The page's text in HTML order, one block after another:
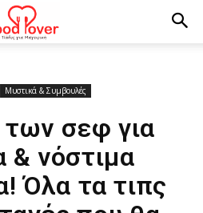
Μυστικά & Συμβουλές
σεφ για
& νόστιμα
Όλα τα τιπς